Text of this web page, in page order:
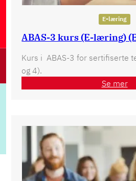
E-læring
ABAS-3 kurs (E-læring)
Kurs i ABAS-3 for sertifiserte
og 4).
Se mer